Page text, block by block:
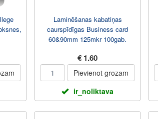
Laminēšanas kabatiņas
caurspīdīgas Business card
60&90mm 125mkr 100gab.
€ 1.60
Pievienot grozam
ir_noliktava